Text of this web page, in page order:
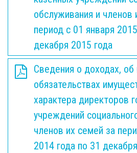
обслуживания и членов
период с 01 января
декабря 2015 года
Сведения о доходах,
обязательствах
характера директоров
учреждений
членов их семей за
2014 года по 31